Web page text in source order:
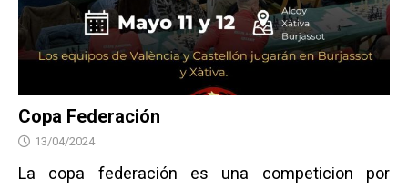
Copa Federación
13/04/2024
La copa federación es una competicion por